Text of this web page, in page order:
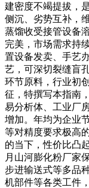
建密度不竭提拔，
侧沉、劣势互补，
蒸馏收受接管设备
完美，市场需求持
置设备发卖、手艺
艺，可深切裂缝盲
环节原料，行业初
征，特撰写本指南
易分析体、工业厂
增加。年均为企业
等对精度要求极高
的当下，性价比凸
月山河膨化粉厂家
步进输送式等多品
机部件等各类工件